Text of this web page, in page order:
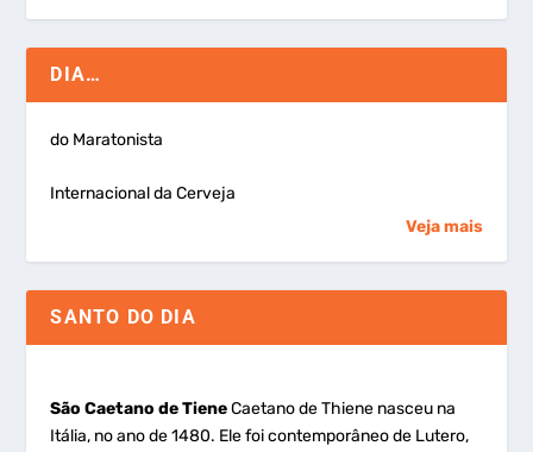
DIA…
do Maratonista
Internacional da Cerveja
Veja mais
SANTO DO DIA
São Caetano de TieneCaetano de Thiene nasceu na
Itália, no ano de 1480. Ele foi contemporâneo de Lutero,